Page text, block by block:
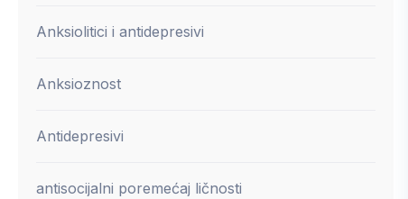
Anksiolitici i antidepresivi
Anksioznost
Antidepresivi
antisocijalni poremećaj ličnosti